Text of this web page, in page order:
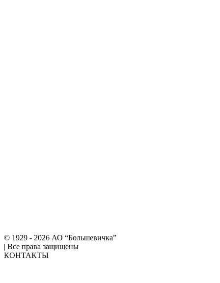
© 1929 - 2026 АО “Большевичка”
| Все права защищены
КОНТАКТЫ